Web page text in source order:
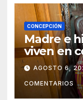
CONCEPCIÓN
Madre e
viven en
precarias
campaña
ayudarlas
AGOSTO 6,
COMENTARIOS